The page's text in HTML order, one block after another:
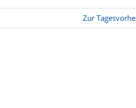
Zur